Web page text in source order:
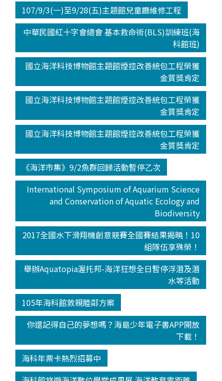
107/9/3(一)至9/28(五)主題館兒童廳維修工程
中華民國紅十字會總會 基本救命術(BLS)訓練班(海
科館班)
國立海洋科技博物館主題館煙控改善統包工程榮獲
金質獎肯定
國立海洋科技博物館主題館煙控改善統包工程榮獲
金質獎肯定
國立海洋科技博物館主題館煙控改善統包工程榮獲
金質獎肯定
《海洋市集》9/2魚群回歸活動暫停乙次
International Symposium of Aquarium Science
and Conservation of Aquatic Ecology and
Biodiversity
2017全國水下滑翔機創意競賽全國賽結果揭曉！10
組隊伍享殊榮！
舉辦Aquatopia渥托邦-海洋狂想全日暫停浮潛及潛
水等活動
105年海科館敦親睦鄰方案
你還記得自己的夢想嗎？海島少年電子書APP開放
下載！
海科年票卡熱烈招募中